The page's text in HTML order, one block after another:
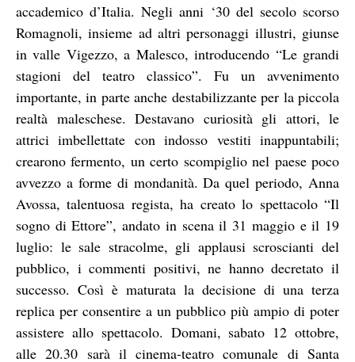
accademico d’Italia. Negli anni ‘30 del secolo scorso
Romagnoli, insieme ad altri personaggi illustri, giunse
in valle Vigezzo, a Malesco, introducendo “Le grandi
stagioni del teatro classico”. Fu un avvenimento
importante, in parte anche destabilizzante per la piccola
realtà maleschese. Destavano curiosità gli attori, le
attrici imbellettate con indosso vestiti inappuntabili;
crearono fermento, un certo scompiglio nel paese poco
avvezzo a forme di mondanità. Da quel periodo, Anna
Avossa, talentuosa regista, ha creato lo spettacolo “Il
sogno di Ettore”, andato in scena il 31 maggio e il 19
luglio: le sale stracolme, gli applausi scroscianti del
pubblico, i commenti positivi, ne hanno decretato il
successo. Così è maturata la decisione di una terza
replica per consentire a un pubblico più ampio di poter
assistere allo spettacolo. Domani, sabato 12 ottobre,
alle 20.30 sarà il cinema-teatro comunale di Santa